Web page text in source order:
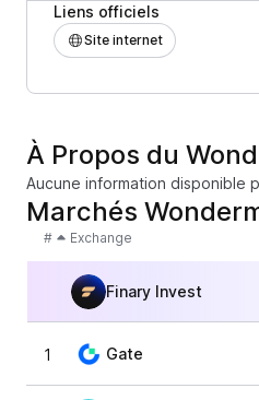
Liens officiels
Site internet
À Propos du
Aucune information disponible
Marchés
# Exchange
Finary Invest
1 Gate